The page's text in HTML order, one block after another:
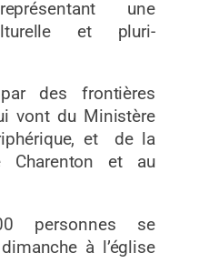
une
et pluri-
des frontières
vont du Ministère
et de la
et au
personnes se
à l’église